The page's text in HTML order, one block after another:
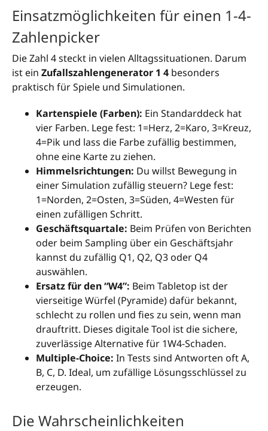
Einsatzmöglichkeiten für einen 1-4-
Zahlenpicker
Die Zahl 4 steckt in vielen Alltagssituationen. Darum
ist ein Zufallszahlengenerator 1 4 besonders
praktisch für Spiele und Simulationen.
Kartenspiele (Farben): Ein Standarddeck hat
vier Farben. Lege fest: 1=Herz, 2=Karo, 3=Kreuz,
4=Pik und lass die Farbe zufällig bestimmen,
ohne eine Karte zu ziehen.
Himmelsrichtungen: Du willst Bewegung in
einer Simulation zufällig steuern? Lege fest:
1=Norden, 2=Osten, 3=Süden, 4=Westen für
einen zufälligen Schritt.
Geschäftsquartale: Beim Prüfen von Berichten
oder beim Sampling über ein Geschäftsjahr
kannst du zufällig Q1, Q2, Q3 oder Q4
auswählen.
Ersatz für den “W4”: Beim Tabletop ist der
vierseitige Würfel (Pyramide) dafür bekannt,
schlecht zu rollen und fies zu sein, wenn man
drauftritt. Dieses digitale Tool ist die sichere,
zuverlässige Alternative für 1W4-Schaden.
Multiple-Choice: In Tests sind Antworten oft A,
B, C, D. Ideal, um zufällige Lösungsschlüssel zu
erzeugen.
Die Wahrscheinlichkeiten